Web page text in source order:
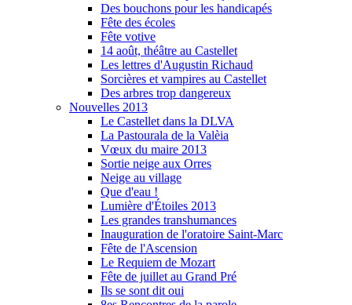
Des bouchons pour les handicapés
Fête des écoles
Fête votive
14 août, théâtre au Castellet
Les lettres d'Augustin Richaud
Sorcières et vampires au Castellet
Des arbres trop dangereux
Nouvelles 2013
Le Castellet dans la DLVA
La Pastourala de la Valèia
Vœux du maire 2013
Sortie neige aux Orres
Neige au village
Que d'eau !
Lumière d'Étoiles 2013
Les grandes transhumances
Inauguration de l'oratoire Saint-Marc
Fête de l'Ascension
Le Requiem de Mozart
Fête de juillet au Grand Pré
Ils se sont dit oui